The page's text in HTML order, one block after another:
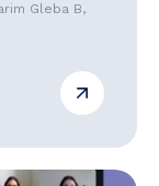
Gleba B,